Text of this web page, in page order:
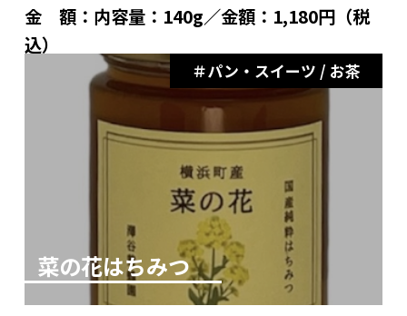
金 額： 内容量：140g／金額：1,180円（税
込）
パン・スイーツ / お茶
菜の花はちみつ